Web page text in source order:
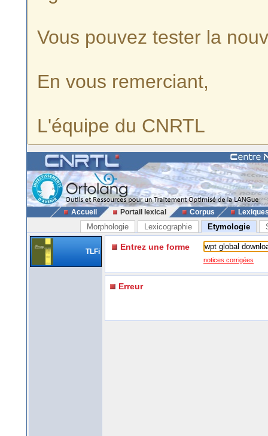
Vous pouvez tester la
En vous remerciant,
L'équipe du CNRTL
Accueil Portail lexical Corpus
Morphologie Lexicographie Etymologie
TLFi Entrez une forme
notices corrigées
Erreur